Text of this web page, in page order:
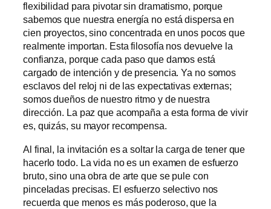
flexibilidad para pivotar sin dramatismo, porque
sabemos que nuestra energía no está dispersa en
cien proyectos, sino concentrada en unos pocos que
realmente importan. Esta filosofía nos devuelve la
confianza, porque cada paso que damos está
cargado de intención y de presencia. Ya no somos
esclavos del reloj ni de las expectativas externas;
somos dueños de nuestro ritmo y de nuestra
dirección. La paz que acompaña a esta forma de vivir
es, quizás, su mayor recompensa.
Al final, la invitación es a soltar la carga de tener que
hacerlo todo. La vida no es un examen de esfuerzo
bruto, sino una obra de arte que se pule con
pinceladas precisas. El esfuerzo selectivo nos
recuerda que menos es más poderoso, que la